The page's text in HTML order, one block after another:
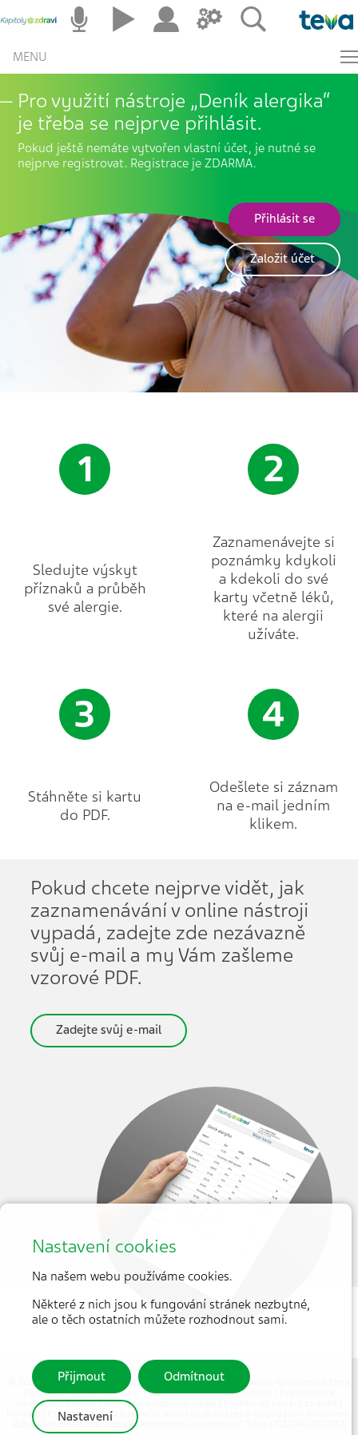
MENU
Pro využití nástroje „Deník alergika“
je třeba se nejprve přihlásit.
Pokud ještě nemáte vytvořen vlastní účet, je nutné se
nejprve registrovat. Registrace je ZDARMA.
Přihlásit se
Založit účet
1
Sledujte výskyt
příznaků a průběh
své alergie.
2
Zaznamenávejte si
poznámky kdykoli
a kdekoli do své
karty včetně léků,
které na alergii
užíváte.
3
Stáhněte si kartu
do PDF.
4
Odešlete si záznam
na e-mail jedním
klikem.
Pokud chcete nejprve vidět, jak
zaznamenávání v online nástroji
vypadá, zadejte zde nezávazně
svůj e-mail a my Vám zašleme
vzorové PDF.
Zadejte svůj e-mail
© 2026 MEDICAL TRIBUNE CZ, s.r.o. |Partnerem projektu je společnost Teva
Pharmaceuticals CR, s.r.o.|Hlášení nežádoucích účinků
souborům cookie|Ochrana osobních údajů
Kontakt
| Fotografie jsou ilustrační, všechny zobrazené osoby jsou modelem.
Zdroj: Shutterstock, iStock |
Nastavení cookies
Na našem webu používáme cookies.
Některé z nich jsou k fungování stránek nezbytné,
ale o těch ostatních můžete rozhodnout sami.
Přijmout Odmítnout
Nastavení